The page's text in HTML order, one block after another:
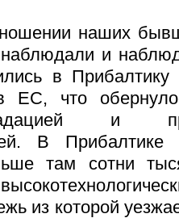
наших
и
в
ЕС, что
и
В
там сотни
из которой